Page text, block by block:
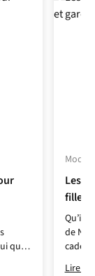
qui
Mode
Les
filles
Qu’ils
de
et
Lire la